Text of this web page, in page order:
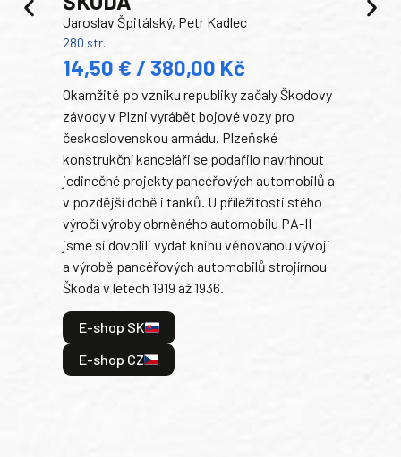
Jaroslav Špitálský, Petr Kadlec
280 str.
14,50 € / 380,00 Kč
Okamžitě po vzniku republiky začaly Škodovy
závody v Plzni vyrábět bojové vozy pro
československou armádu. Plzeňské
konstrukční kanceláři se podařilo navrhnout
jedinečné projekty pancéřových automobilů a
v pozdější době i tanků. U příležitosti stého
výročí výroby obrněného automobilu PA-II
jsme si dovolili vydat knihu věnovanou vývoji
a výrobě pancéřových automobilů strojírnou
Škoda v letech 1919 až 1936.
E-shop SK
E-shop CZ